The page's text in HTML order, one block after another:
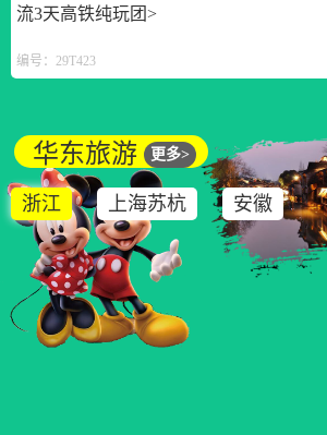
流3天高铁纯玩团>
编号：29T423
浙江 上海苏杭 安徽
华东旅游 更多>